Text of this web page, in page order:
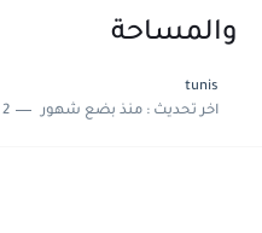
والمساحة
tunis
اخر تحديث :منذ بضع شهور 2 دقائق للقراءة